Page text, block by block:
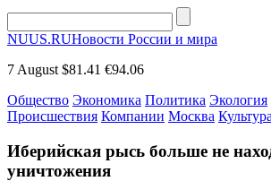
NUUS.RUНовости России и мира
7 August $81.41 €94.06
Общество Экономика Политика Экология
Происшествия Компании Москва Культура
Иберийская рысь больше не
уничтожения